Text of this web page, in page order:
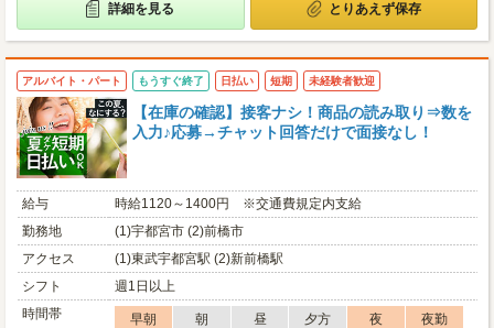
詳細を見る とりあえず保存
アルバイト・パート もうすぐ終了 日払い 短期 未経験者歓迎
【在庫の確認】接客ナシ！商品の読み取り⇒数を
入力♪応募→チャット回答だけで面接なし！
給与
時給1120～1400円 ※交通費規定内支給
勤務地
(1)宇都宮市 (2)前橋市
アクセス
(1)東武宇都宮駅 (2)新前橋駅
シフト
週1日以上
時間帯
早朝 朝 昼 夕方 夜
夜勤